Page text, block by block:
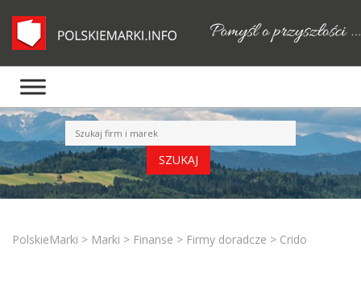
PolskieMarki > Marki > Finanse > Firmy doradcze > Crido